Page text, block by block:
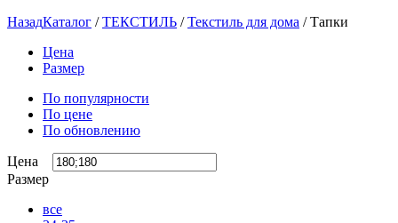
НазадКаталог /ТЕКСТИЛЬ /Текстиль для дома /Тапки
Цена
Размер
По популярности
По цене
По обновлению
Цена
Размер
все